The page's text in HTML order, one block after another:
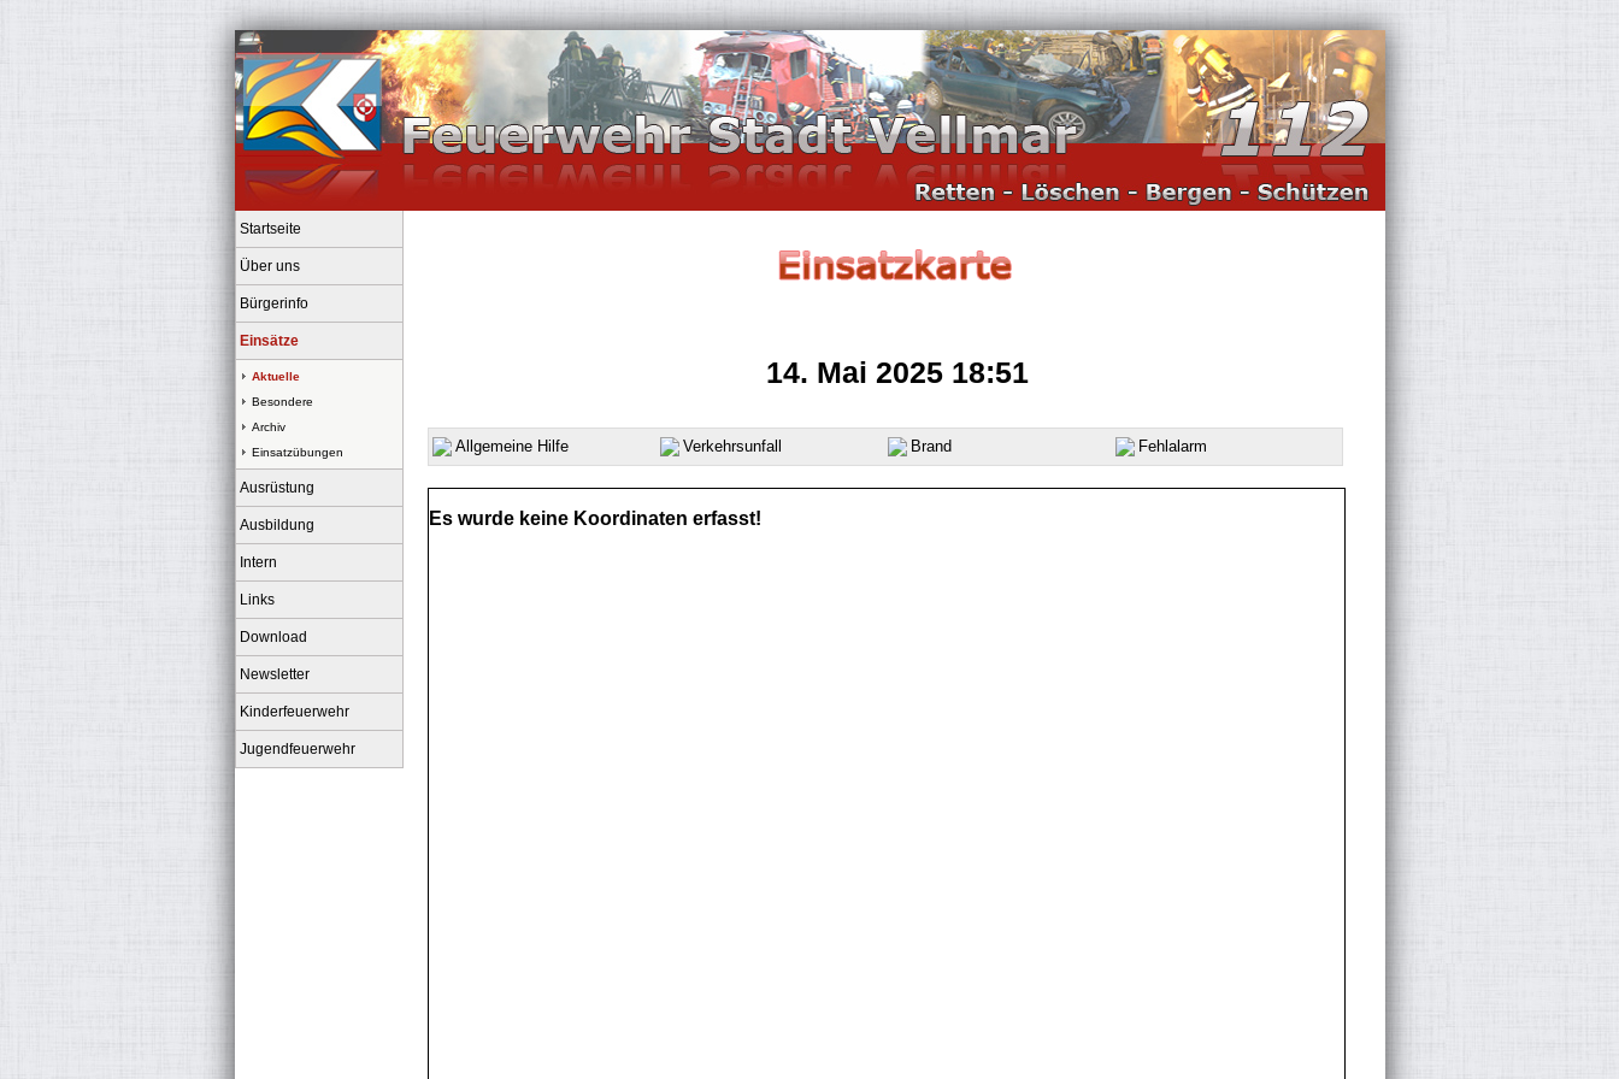
Startseite
Über uns
Bürgerinfo
Einsätze
Aktuelle
Besondere
Archiv
Einsatzübungen
Ausrüstung
Ausbildung
Intern
Links
Download
Newsletter
Kinderfeuerwehr
Jugendfeuerwehr
14. Mai 2025 18:51
Allgemeine Hilfe Verkehrsunfall Brand Fehlalarm
Es wurde keine Koordinaten erfasst!